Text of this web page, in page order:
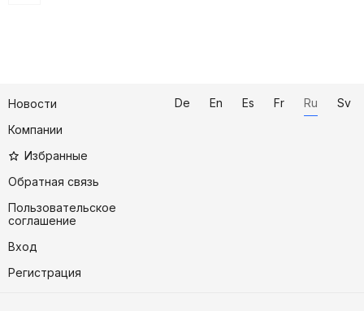
Новости
Компании
Избранные
Обратная связь
Пользовательское
соглашение
Вход
Регистрация
De En Es Fr Ru Sv